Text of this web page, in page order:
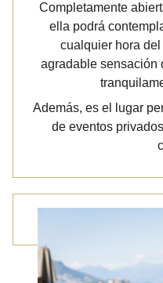
Completamente
ella podrá
cualquier hora
agradable sensación
Además, es el lugar
de eventos